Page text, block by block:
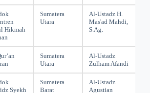
Hikmah
Sumatera
Utara
Al-Ustadz H.
Mas'ad Mahdi,
S.Ag.
Sumatera
Utara
Al-Ustadz
Zulham Afandi
Syekh
Sumatera
Barat
Al-Ustadz
Agustian